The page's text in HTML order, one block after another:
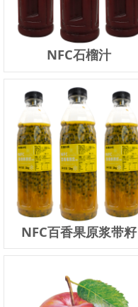
NFC石榴汁
NFC百香果原浆带籽